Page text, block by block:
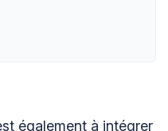
également à intégrer